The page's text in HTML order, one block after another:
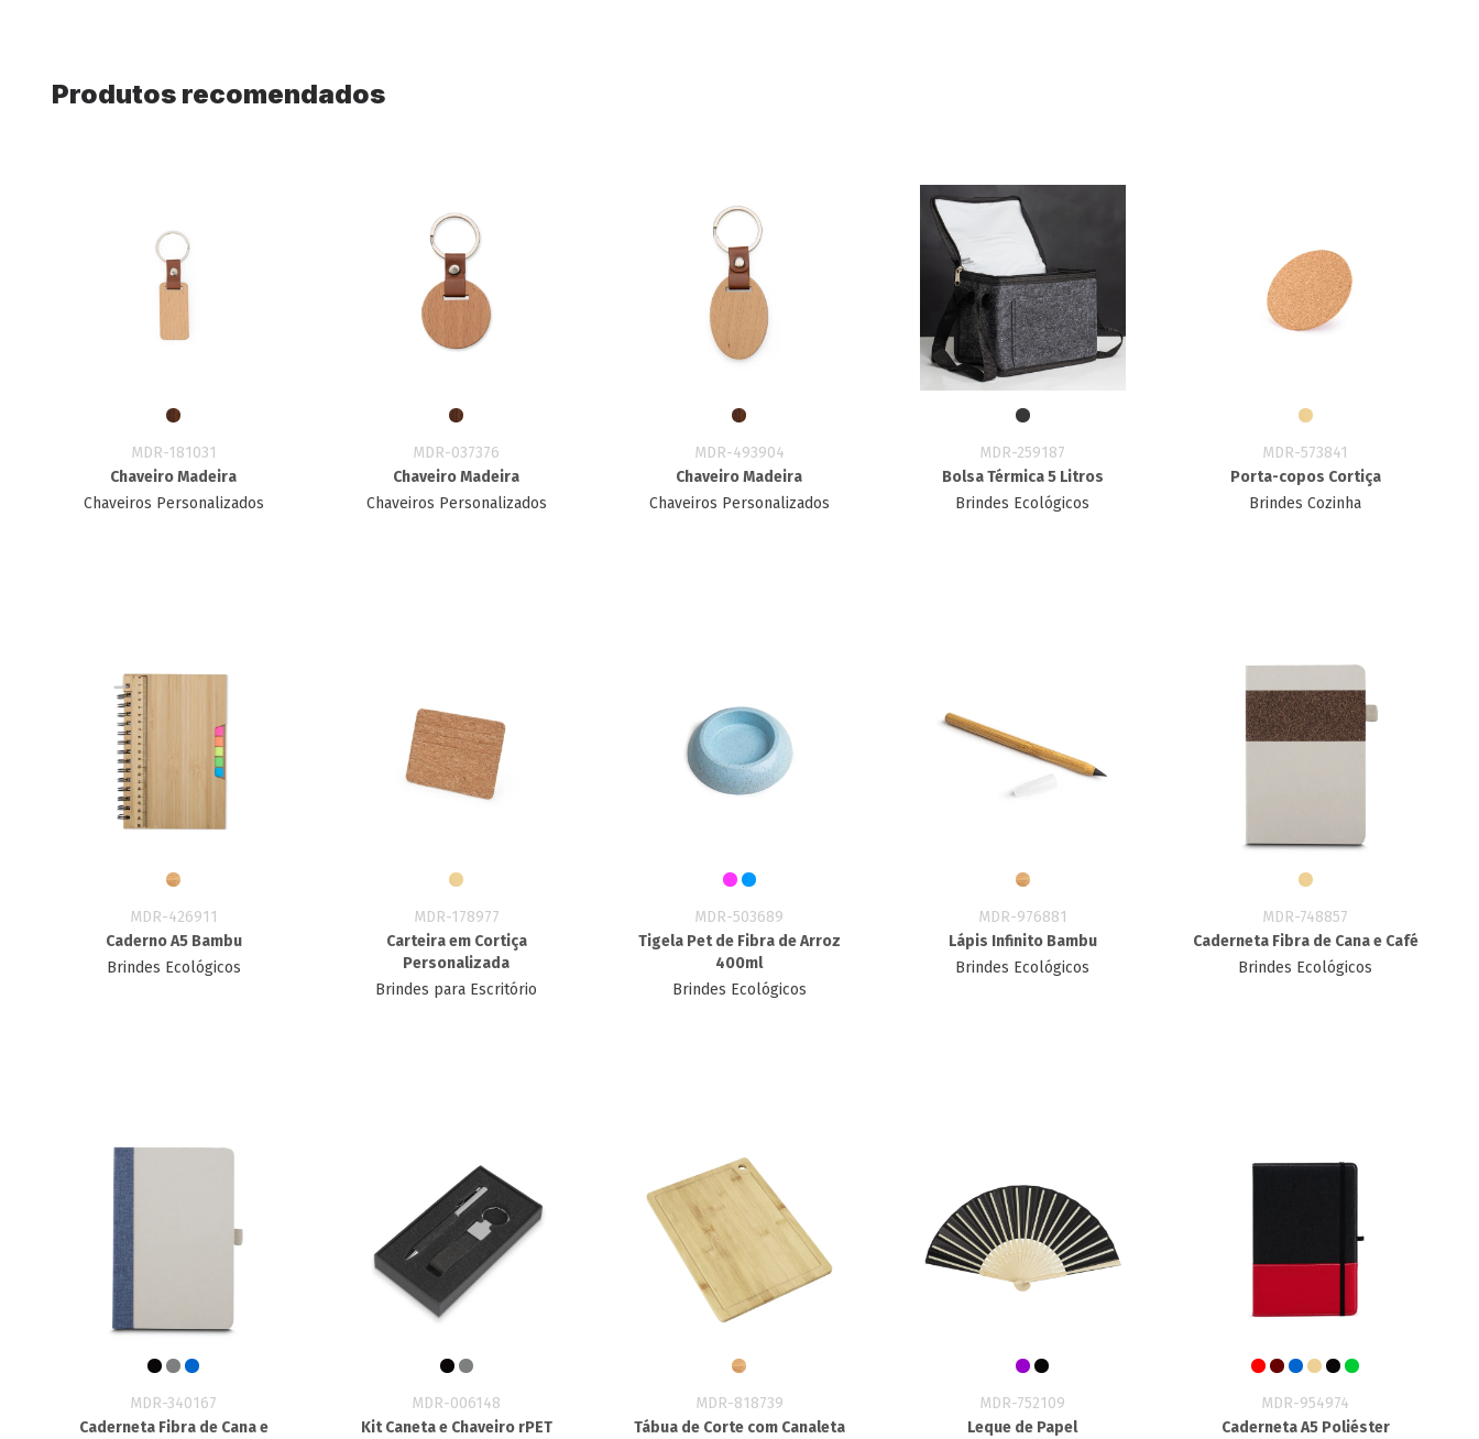
Produtos recomendados
MDR-181031
Chaveiro Madeira
Chaveiros Personalizados
MDR-037376
Chaveiro Madeira
Chaveiros Personalizados
MDR-493904
Chaveiro Madeira
Chaveiros Personalizados
MDR-259187
Bolsa Térmica 5 Litros
Brindes Ecológicos
MDR-573841
Porta-copos Cortiça
Brindes Cozinha
MDR-426911
Caderno A5 Bambu
Brindes Ecológicos
MDR-178977
Carteira em Cortiça
Personalizada
Brindes para Escritório
MDR-503689
Tigela Pet de Fibra de Arroz
400ml
Brindes Ecológicos
MDR-976881
Lápis Infinito Bambu
Brindes Ecológicos
MDR-748857
Caderneta Fibra de Cana e Café
Brindes Ecológicos
MDR-340167
Caderneta Fibra de Cana e
MDR-006148
Kit Caneta e Chaveiro rPET
MDR-818739
Tábua de Corte com Canaleta
MDR-752109
Leque de Papel
MDR-954974
Caderneta A5 Poliéster